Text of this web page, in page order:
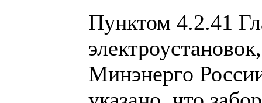
Пунктом 4.2.41
Минэнерго